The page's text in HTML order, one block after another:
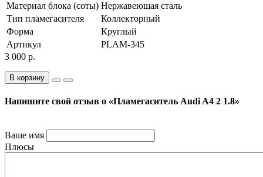
Материал блока (соты) Нержавеющая сталь
Тип пламегасителя
Коллекторный
Форма
Круглый
Артикул
PLAM-345
3 000 р.
В корзину
Напишите свой отзыв о «Пламегаситель Audi A4 2 1.8»
Ваше имя
Плюсы